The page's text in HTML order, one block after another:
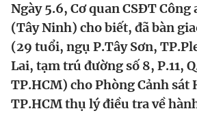
Video
Sản phẩm khác
Tiện ích Bạn
Ngày 5.6, Cơ quan CSĐT Công
(Tây Ninh) cho biết, đã bàn
(29 tuổi, ngụ P.Tây Sơn,
Lai, tạm trú đường số 8, P.11,
TP.HCM) cho Phòng Cảnh sát
TP.HCM thụ lý điều tra về